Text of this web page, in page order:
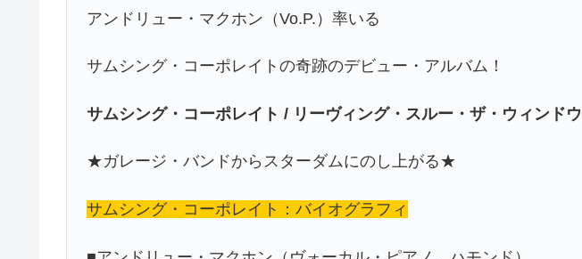
アンドリュー・マクホン（Vo.P.）率いる
サムシング・コーポレイトの奇跡のデビュー・アルバム！
サムシング・コーポレイト / リーヴィング・スルー・ザ・ウィンドウ
★ガレージ・バンドからスターダムにのし上がる★
サムシング・コーポレイト：バイオグラフィ